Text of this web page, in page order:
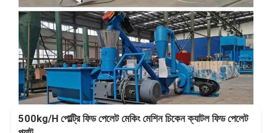
500kg/H পোল্ট্রি ফিড পেলেট মেকিং মেশিন চিকেন ক্যাটল ফিড পেলেট